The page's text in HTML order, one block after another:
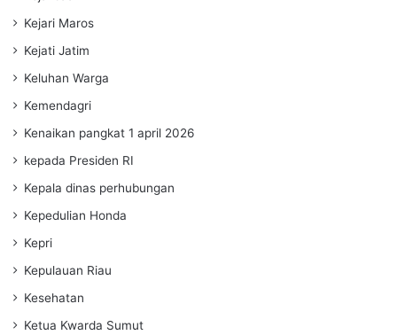
Kejari Maros
Kejati Jatim
Keluhan Warga
Kemendagri
Kenaikan pangkat 1 april 2026
kepada Presiden RI
Kepala dinas perhubungan
Kepedulian Honda
Kepri
Kepulauan Riau
Kesehatan
Ketua Kwarda Sumut